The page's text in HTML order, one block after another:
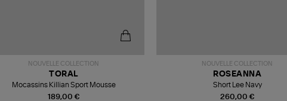
NOUVELLE COLLECTION
189,00 €
TORAL
Mocassins Killian Sport Mousse
NOUVELLE COLLECTION
260,00 €
ROSEANNA
Short Lee Navy